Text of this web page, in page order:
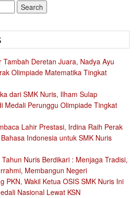
Tambah Deretan Juara, Nadya Ayu
Olimpiade Matematika Tingkat
dari SMK Nuris, Ilham Sulap
Medali Perunggu Olimpiade Tingkat
Lahir Prestasi, Irdina Raih Perak
Indonesia untuk SMK Nuris
Nuris Berdikari : Menjaga Tradisi,
Membangun Negeri
PKN, Wakil Ketua OSIS SMK Nuris Ini
Nasional Lewat KSN